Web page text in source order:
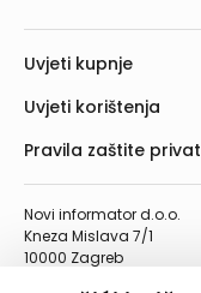
Novi informator d.o.o.
Kneza Mislava 7/1
10000 Zagreb
Uvjeti kupnje
Uvjeti korištenja
Pravila zaštite